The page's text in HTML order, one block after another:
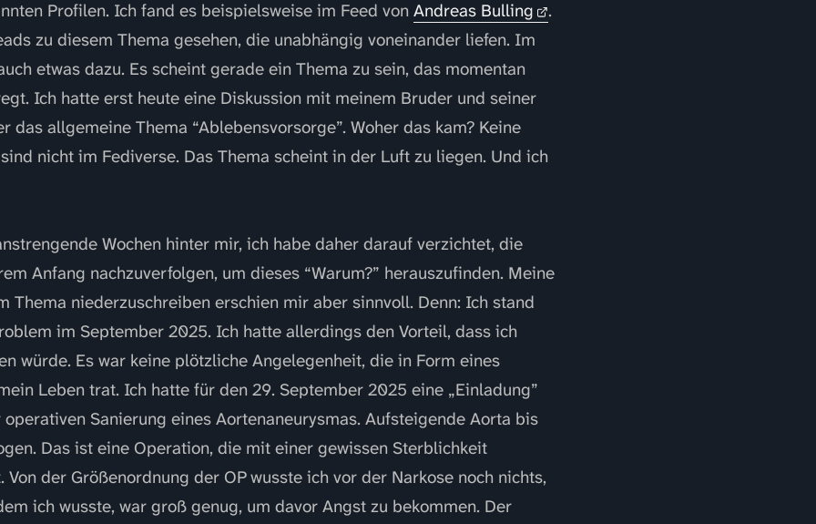
Profilen. Ich fand es beispielsweise im Feed von Andreas Bulling
.
zu diesem Thema gesehen, die unabhängig voneinander liefen. Im
etwas dazu. Es scheint gerade ein Thema zu sein, das momentan
Ich hatte erst heute eine Diskussion mit meinem Bruder und seiner
das allgemeine Thema “Ablebensvorsorge”. Woher das kam? Keine
nicht im Fediverse. Das Thema scheint in der Luft zu liegen. Und ich
Wochen hinter mir, ich habe daher darauf verzichtet, die
Anfang nachzuverfolgen, um dieses “Warum?” herauszufinden. Meine
Thema niederzuschreiben erschien mir aber sinnvoll. Denn: Ich stand
im September 2025. Ich hatte allerdings den Vorteil, dass ich
würde. Es war keine plötzliche Angelegenheit, die in Form eines
Leben trat. Ich hatte für den 29. September 2025 eine „Einladung”
Sanierung eines Aortenaneurysmas. Aufsteigende Aorta bis
Das ist eine Operation, die mit einer gewissen Sterblichkeit
der Größenordnung der OP wusste ich vor der Narkose noch nichts,
ich wusste, war groß genug, um davor Angst zu bekommen. Der